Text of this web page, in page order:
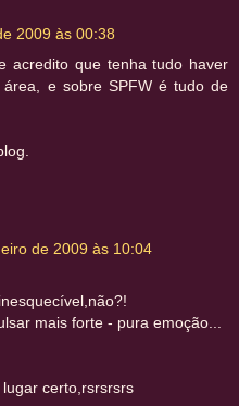
2009 às 00:38
acredito que tenha tudo haver
e sobre SPFW é tudo de
de 2009 às 10:04
mais forte - pura emoção...
certo,rsrsrsrs